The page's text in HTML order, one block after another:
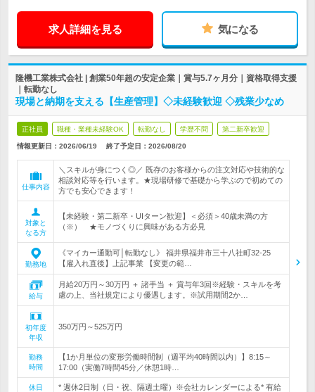
求人詳細を見る 気になる
隆機工業株式会社 | 創業50年超の安定企業｜賞与5.7ヶ月分｜資格取得支援
｜転勤なし
現場と納期を支える【生産管理】◇未経験歓迎 ◇残業少なめ
正社員 職種・業種未経験OK 転勤なし 学歴不問 第二新卒歓迎
情報更新日：2026/06/19 終了予定日： 2026/08/20
仕事内容
＼スキルが身につく◎／ 既存のお客様からの注文対応や技術的な
相談対応等を行います。★現場研修で基礎から学ぶので初めての
方でも安心できます！
対象と
なる方
【未経験・第二新卒・UIターン歓迎】＜必須＞40歳未満の方
（※） ★モノづくりに興味がある方必見
勤務地
《マイカー通勤可│転勤なし》 福井県福井市三十八社町32-25
【雇入れ直後】上記事業 【変更の範…
給与
月給20万円～30万円 ＋ 諸手当 ＋ 賞与年3回※経験・スキルを考
慮の上、当社規定により優遇します。※試用期間2か…
初年度
年収
350万円～525万円
勤務
時間
【1か月単位の変形労働時間制（週平均40時間以内）】8:15～
17:00（実働7時間45分／休憩1時…
休日
* 週休2日制（日・祝、隔週土曜）※会社カレンダーによる* 有給